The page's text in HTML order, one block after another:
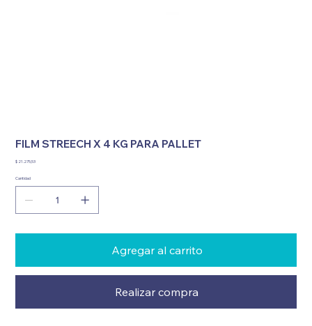
FILM STREECH X 4 KG PARA PALLET
Precio
$ 21.275,53
Cantidad
Agregar al carrito
Realizar compra